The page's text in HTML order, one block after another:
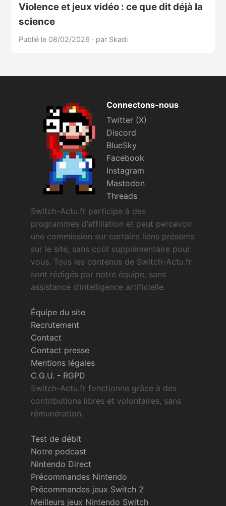
Violence et jeux vidéo : ce que dit déjà la
science
Publié le 08/02/2026 · par Skadi
Connectons-nous
Twitter (X)
Discord
BlueSky
Facebook
Instagram
Mastodon
Threads
Switch-Actu.fr participe à des
programmes d’affiliation et peut percevoir
une commission sur certains liens présents
sur le site, sans coût supplémentaire pour
vous. Tous les contenus de Switch-Actu.fr
sont rédigés par notre équipe, sans
assistance d’intelligence artificielle.
Équipe du site
Recrutement
Contact
Contact presse
Mentions légales
C.G.U. - RGPD
Switch-Actu.fr fonctionne grâce à des
contributions libres et volontaires, sans
rémunération.
Test de débit
Notre podcast
Nintendo Direct
Précommandes Nintendo
Précommandes jeux Switch 2
Meilleurs jeux Nintendo Switch